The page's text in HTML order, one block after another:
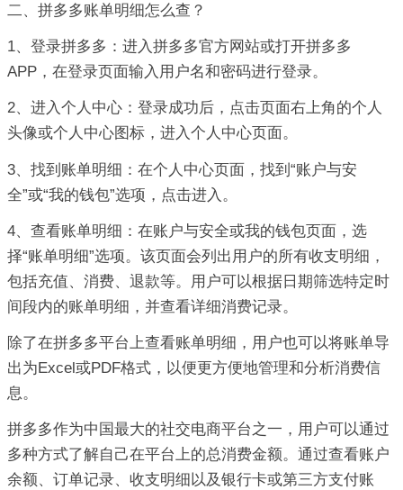
二、拼多多账单明细怎么查？
1、登录拼多多：进入拼多多官方网站或打开拼多多
APP，在登录页面输入用户名和密码进行登录。
2、进入个人中心：登录成功后，点击页面右上角的个人
头像或个人中心图标，进入个人中心页面。
3、找到账单明细：在个人中心页面，找到“账户与安
全”或“我的钱包”选项，点击进入。
4、查看账单明细：在账户与安全或我的钱包页面，选
择“账单明细”选项。该页面会列出用户的所有收支明细，
包括充值、消费、退款等。用户可以根据日期筛选特定时
间段内的账单明细，并查看详细消费记录。
除了在拼多多平台上查看账单明细，用户也可以将账单导
出为Excel或PDF格式，以便更方便地管理和分析消费信
息。
拼多多作为中国最大的社交电商平台之一，用户可以通过
多种方式了解自己在平台上的总消费金额。通过查看账户
余额、订单记录、收支明细以及银行卡或第三方支付账